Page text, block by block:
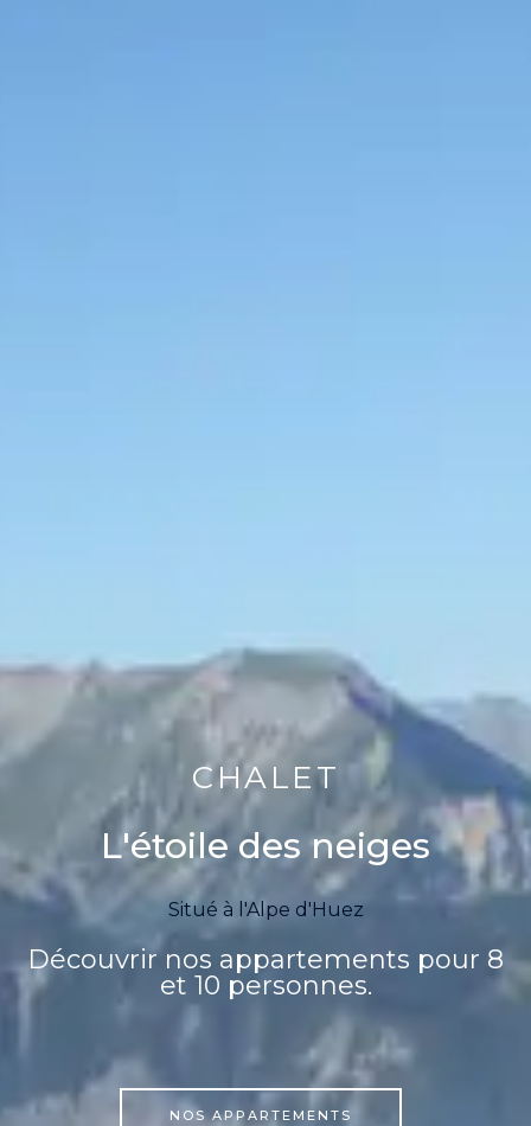
CHALET
L'étoile des neiges
Situé à l'Alpe d'Huez
Découvrir nos appartements pour 8
et 10 personnes.
NOS APPARTEMENTS